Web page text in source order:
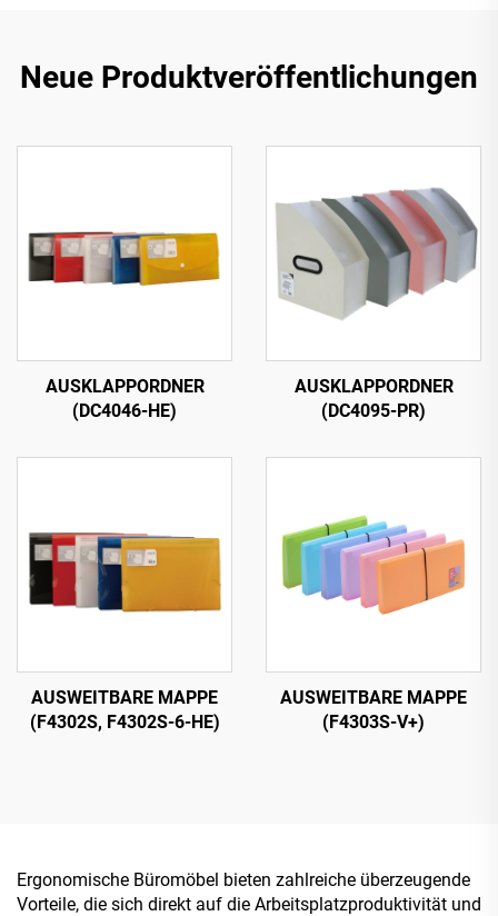
Neue Produktveröffentlichungen
AUSKLAPPORDNER
(DC4046-HE)
AUSKLAPPORDNER
(DC4095-PR)
AUSWEITBARE MAPPE
(F4302S, F4302S-6-HE)
AUSWEITBARE MAPPE
(F4303S-V+)
Ergonomische Büromöbel bieten zahlreiche überzeugende
Vorteile, die sich direkt auf die Arbeitsplatzproduktivität und